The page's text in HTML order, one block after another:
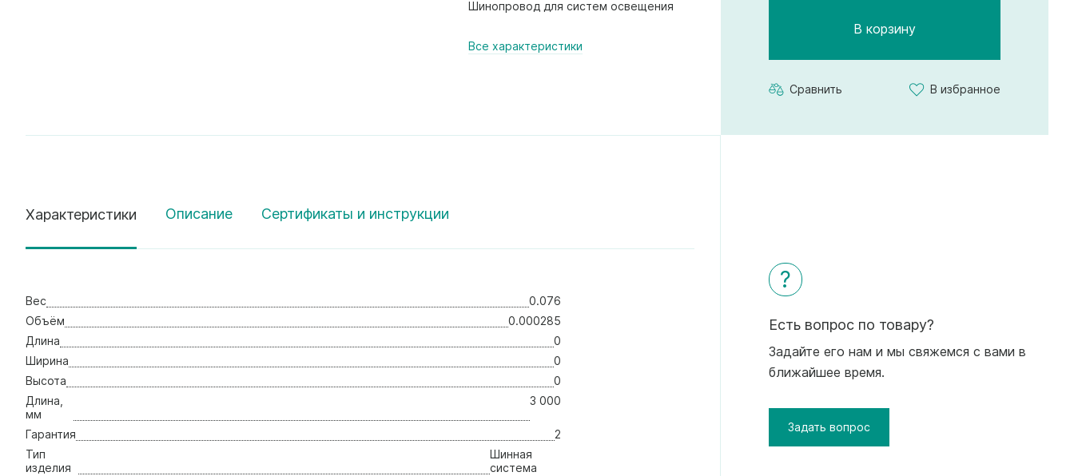
Шинопровод для систем освещения
Все характеристики
В корзину
Сравнить В избранное
Характеристики Описание Сертификаты и инструкции
Вес
0.076
Объём
0.000285
Длина
0
Ширина
0
Высота
0
Длина,
мм
3 000
Гарантия
2
Тип
изделия
Шинная
система
?
Есть вопрос по товару?
Задайте его нам и мы свяжемся с вами в
ближайшее время.
Задать вопрос